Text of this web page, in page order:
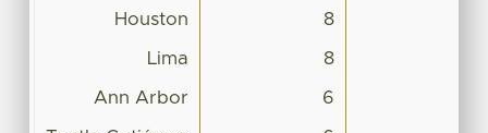
Houston 8
Lima 8
Ann Arbor 6